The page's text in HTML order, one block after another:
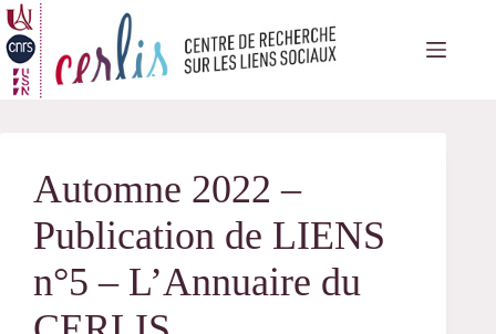
Passer
au
contenu
Automne 2022 –
Publication de LIENS
n°5 – L’Annuaire du